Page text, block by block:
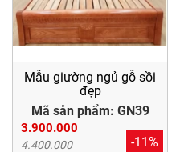
Mẫu giường ngủ gỗ sồi
đẹp
Mã sản phẩm: GN39
3.900.000
4.400.000 -11%